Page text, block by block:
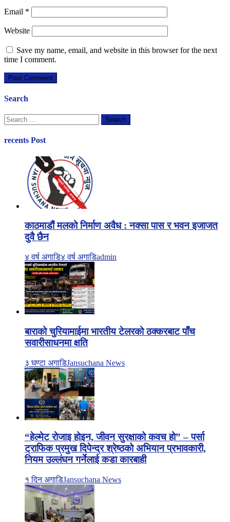
Email *
Website
Save my name, email, and website in this browser for the next
time I comment.
Search
Search
for:
recents Post
काठमाडौं मलको निर्माण अवैध : नक्सा पास र भवन इजाजत
दुवै छैन
४ वर्ष अगाडि४ वर्ष अगाडिadmin
बाराको चुरियामाईमा भारतीय टेलरको ठक्करबाट पाँच
सवारीसाधनमा क्षति
३ घण्टा अगाडिJansuchana News
“हेल्मेट रोजाइ होइन, जीवन सुरक्षाको कवच हो” – पर्सा
ट्राफिक प्रमुख दिपेन्द्र श्रेष्ठको अभियान प्रभावकारी,
नियम उल्लंघन गर्नेलाई कडा कारबाही
१ दिन अगाडिJansuchana News